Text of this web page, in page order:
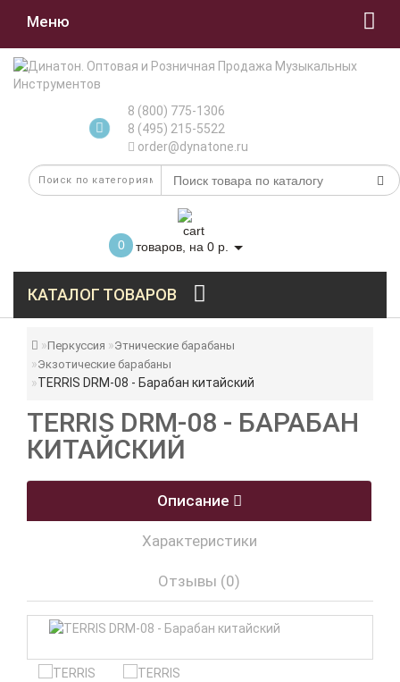
Меню
8 (800) 775-1306
8 (495) 215-5522
order@dynatone.ru
0 товаров, на 0 р.
КАТАЛОГ ТОВАРОВ
Перкуссия
Этнические барабаны
Экзотические барабаны
TERRIS DRM-08 - Барабан китайский
TERRIS DRM-08 - БАРАБАН
КИТАЙСКИЙ
Описание
Характеристики
Отзывы (0)